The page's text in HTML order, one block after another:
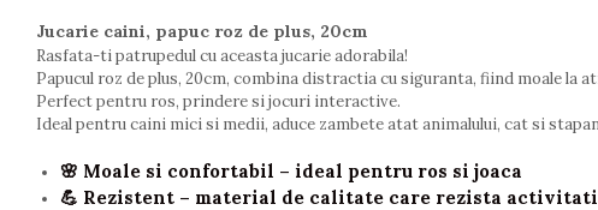
Accesorii masaj
Organizare cosmetice si bijuterii
Ingrijire corporala
Rucsacuri, curele si accesorii
Promotii
Jucarie caini, papuc roz de plus, 20cm
Rasfata-ti patrupedul cu aceasta jucarie adorabila!
Papucul roz de plus, 20cm, combina distractia cu siguranta, fiind moale la
Perfect pentru ros, prindere si jocuri interactive.
Ideal pentru caini mici si medii, aduce zambete atat animalului, cat si
🌸 Moale si confortabil – ideal pentru ros si joaca
💪 Rezistent – material de calitate care rezista